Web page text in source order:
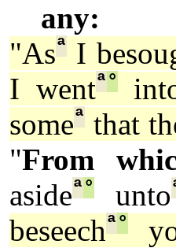
any:
"Asª I
I wentª°
someª that
"From
asideª° unto
beseechª°